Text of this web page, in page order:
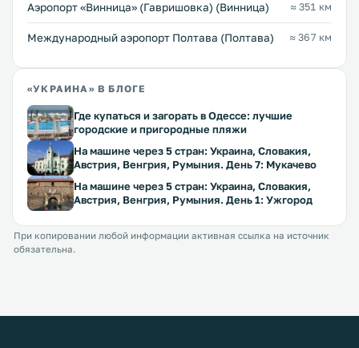
Аэропорт «Винница» (Гавришовка) (Винница) ≈ 351 км
Международный аэропорт Полтава (Полтава) ≈ 367 км
«УКРАИНА» В БЛОГЕ
Где купаться и загорать в Одессе: лучшие
городские и пригородные пляжи
На машине через 5 стран: Украина, Словакия,
Австрия, Венгрия, Румыния. День 7: Мукачево
На машине через 5 стран: Украина, Словакия,
Австрия, Венгрия, Румыния. День 1: Ужгород
При копировании любой информации активная ссылка на источник
обязательна.